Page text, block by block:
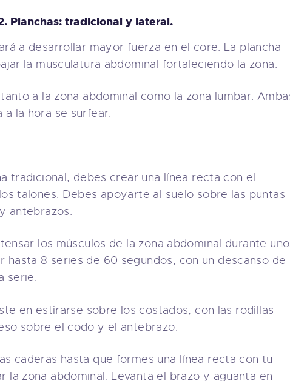
Planchas: tradicional y lateral.
a desarrollar mayor fuerza en el core. La plancha
la musculatura abdominal fortaleciendo la zona.
a la zona abdominal como la zona lumbar.
la hora se surfear.
tradicional, debes crear una línea recta con el
talones. Debes apoyarte al suelo sobre las puntas
antebrazos.
los músculos de la zona abdominal durante
hasta 8 series de 60 segundos, con un descanso de
serie.
en estirarse sobre los costados, con las rodillas
sobre el codo y el antebrazo.
caderas hasta que formes una línea recta con tu
la zona abdominal. Levanta el brazo y aguanta en